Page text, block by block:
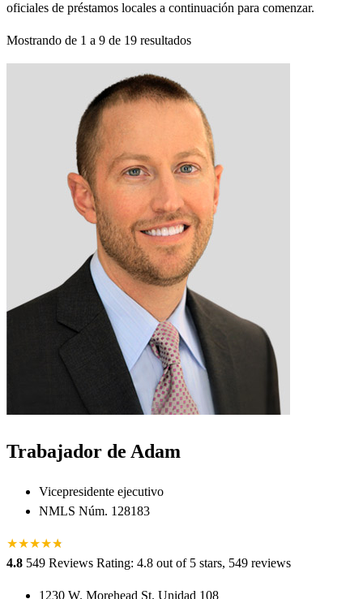
oficiales de préstamos locales a continuación para comenzar.
Mostrando de 1 a 9 de 19 resultados
Trabajador de Adam
Vicepresidente ejecutivo
NMLS Núm. 128183
★★★★★
★
4.8 549 Reviews Rating: 4.8 out of 5 stars, 549 reviews
1230 W. Morehead St. Unidad 108